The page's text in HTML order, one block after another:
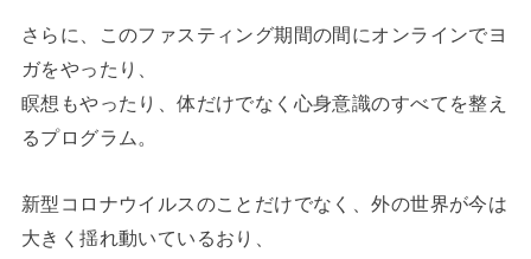
さらに、このファスティング期間の間にオンラインでヨ
ガをやったり、
瞑想もやったり、体だけでなく心身意識のすべてを整え
るプログラム。
新型コロナウイルスのことだけでなく、外の世界が今は
大きく揺れ動いているおり、